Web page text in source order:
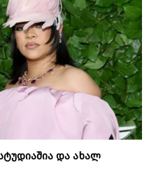
და ახალ